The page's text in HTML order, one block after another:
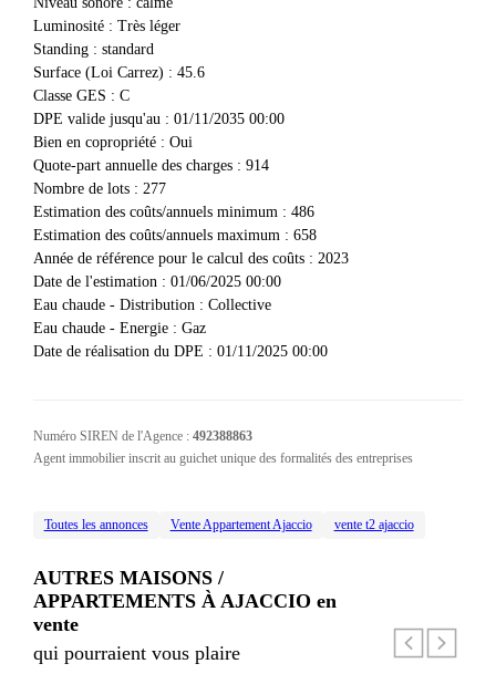
Luminosité: Très léger
Standing: standard
Surface (Loi Carrez) : 45.6
Classe GES : C
DPE valide jusqu'au : 01/11/2035 00:00
Bien en copropriété: Oui
Quote-part annuelle des charges: 914
Nombre de lots: 277
Estimation des coûts/annuels minimum : 486
Estimation des coûts/annuels maximum : 658
Année de référence pour le calcul des coûts: 2023
Date de l'estimation : 01/06/2025 00:00
Eau chaude - Distribution : Collective
Eau chaude - Energie: Gaz
Date de réalisation du DPE : 01/11/2025 00:00
Numéro SIREN de l'Agence : 492388863
Agent immobilier inscrit au guichet unique des formalités des entreprises
Toutes les annonces Vente Appartement Ajaccio vente t2 ajaccio
AUTRES MAISONS /
APPARTEMENTS À AJACCIO en
vente
qui pourraient vous plaire